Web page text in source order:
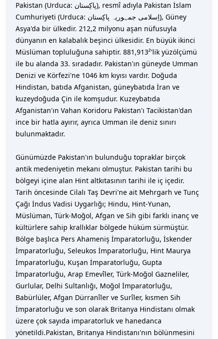
Pakistan (Urduca: پاکِستان), resmî adıyla Pakistan İslam
Cumhuriyeti (Urduca: اِسلامی جمہوریہ پاكِستان), Güney
Asya'da bir ülkedir. 212,2 milyonu aşan nüfusuyla
dünyanın en kalabalık beşinci ülkesidir. En büyük ikinci
Müslüman topluluğuna sahiptir. 881,913²'lik yüzölçümü
ile bu alanda 33. sıradadır. Pakistan'ın güneyde Umman
Denizi ve Körfezi'ne 1046 km kıyısı vardır. Doğuda
Hindistan, batıda Afganistan, güneybatıda İran ve
kuzeydoğuda Çin ile komşudur. Kuzeybatıda
Afganistan'ın Vahan Koridoru Pakistan'ı Tacikistan'dan
ince bir hatla ayırır, ayrıca Umman ile deniz sınırı
bulunmaktadır.
Günümüzde Pakistan'ın bulunduğu topraklar birçok
antik medeniyetin mekanı olmuştur. Pakistan tarihi bu
bölgeyi içine alan Hint altkıtasının tarihi ile iç içedir.
Tarih öncesinde Cilalı Taş Devri'ne ait Mehrgarh ve Tunç
Çağı İndus Vadisi Uygarlığı; Hindu, Hint-Yunan,
Müslüman, Türk-Moğol, Afgan ve Sih gibi farklı inanç ve
kültürlere sahip krallıklar bölgede hüküm sürmüştür.
Bölge başlıca Pers Ahameniş İmparatorluğu, İskender
İmparatorluğu, Seleukos İmparatorluğu, Hint Maurya
İmparatorluğu, Kuşan İmparatorluğu, Gupta
İmparatorluğu, Arap Emevîler, Türk-Moğol Gazneliler,
Gurlular, Delhi Sultanlığı, Moğol İmparatorluğu,
Babürlüler, Afgan Dürranîler ve Surîler, kısmen Sih
İmparatorluğu ve son olarak Britanya Hindistanı olmak
üzere çok sayıda imparatorluk ve hanedanca
yönetildi.Pakistan, Britanya Hindistanı'nın bölünmesini